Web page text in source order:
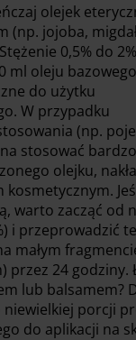
olejek
(np. jojoba,
0,5% do
ml oleju
do użytku
W przypadku
(np.
stosować bardzo
olejku,
kosmetycznym.
warto zacząć od
i przeprowadzić
małym
przez 24 godziny.
lub balsamem?
niewielkiej porcji
do aplikacji na